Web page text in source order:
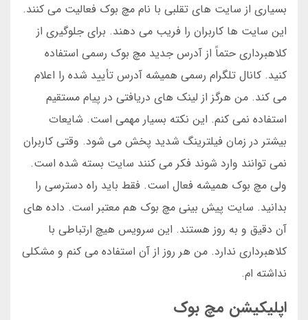
بسیاری از سایت های تقلبی با نام مچ بوک فعالیت می کنند.
این سایت ها کاربران را فریب می دهند. برای جلوگیری از
کلاهبرداری حتماً از آدرس جدید مچ بوک رسمی استفاده
کنید. کانال تلگرام رسمی همیشه آدرس تأیید شده را اعلام
می کند. من هرگز از لینک های دریافتی در پیام مستقیم
استفاده نمی کنم. این نکته بسیار مهمی است. شایعات
بیشتر در زمان فیلترینگ شدید پخش می شود. وقتی کاربران
نمی توانند وارد شوند فکر می کنند سایت بسته شده است.
ولی مچ بوک همیشه فعال است. فقط باید راه دسترسی را
بدانید. سایت پیش بینی مچ بوک هم معتبر است. داده های
آن دقیق و به روز هستند. این سرویس هیچ ارتباطی با
کلاهبرداری ندارد. من هر روز از آن استفاده می کنم و مشکلی
نداشته ام.
اپلیکیشن مچ بوک